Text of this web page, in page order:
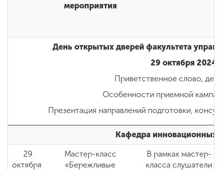
мероприятия
День открытых дверей факультета
29 октября 2024
Приветственное слово,
Особенности приемной
Презентация направлений подготовки,
Кафедра инновационных
29
октября
Мастер-класс
«Бережливые
В рамках мастер-
класса слушатели